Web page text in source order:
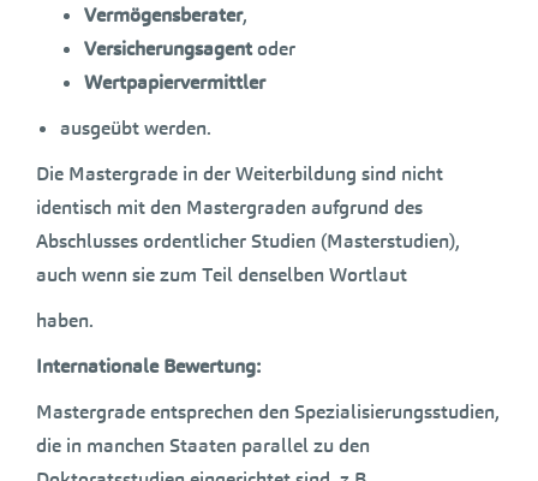
Vermögensberater,
Versicherungsagentoder
Wertpapiervermittler
ausgeübt werden.
Die Mastergrade in der Weiterbildung sind nicht
identisch mit den Mastergraden aufgrund des
Abschlusses ordentlicher Studien (Masterstudien),
auch wenn sie zum Teil denselben Wortlaut
haben.
Internationale Bewertung:
Mastergrade entsprechen den Spezialisierungsstudien,
die in manchen Staaten parallel zu den